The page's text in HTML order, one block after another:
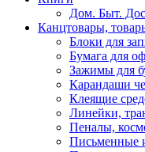
Дом. Быт.
Канцтовары,
Блоки для
Бумага для
Зажимы для
Карандаши
Клеящие
Линейки,
Пеналы,
Письменные